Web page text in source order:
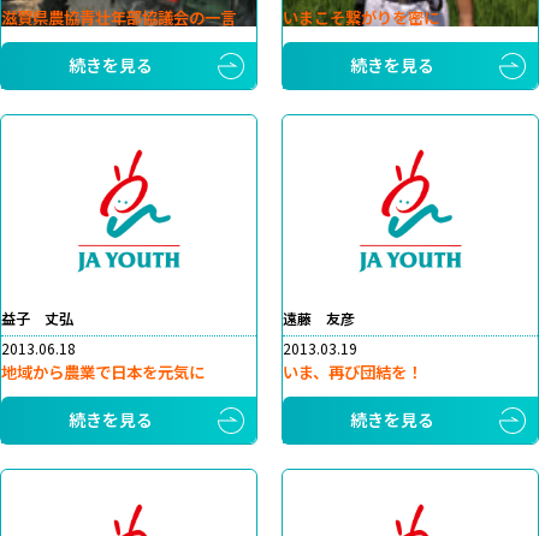
滋賀県農協青壮年部協議会の一言
続きを見る
いまこそ繋がりを密に
続きを見る
益子 丈弘
2013.06.18
地域から農業で日本を元気に
続きを見る
遠藤 友彦
2013.03.19
いま、再び団結を！
続きを見る